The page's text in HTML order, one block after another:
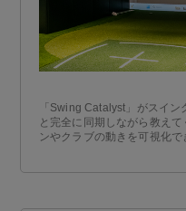
「Swing Catalyst」がスイ
と完全に同期しながら教え
ンやクラブの動きを可視化で